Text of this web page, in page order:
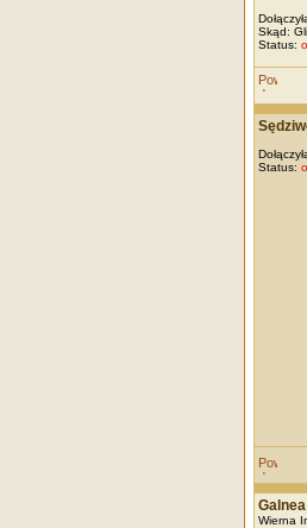
Skąd:
Status:
Status:
Galnea
Wierna